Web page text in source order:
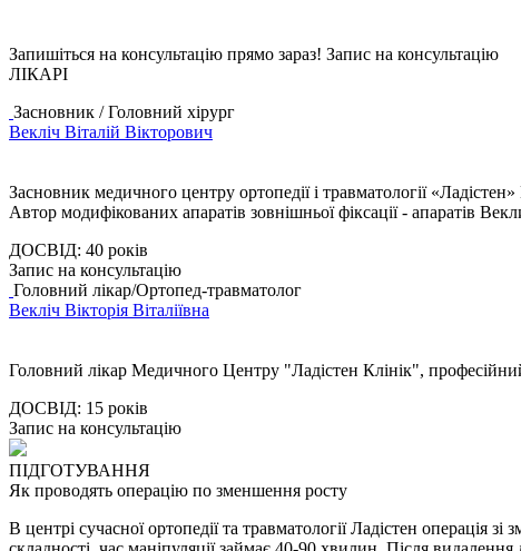
Запишіться на консультацію прямо зараз! Запис на консультацію
ЛІКАРІ
Засновник / Головний хірург
Векліч Віталій Вікторович
Засновник медичного центру ортопедії і травматології
Автор модифікованих апаратів зовнішньої фіксації - апаратів
ДОСВІД: 40 років
Запис на консультацію
Головний лікар/Ортопед-травматолог
Векліч Вікторія Віталіївна
Головний лікар Медичного Центру "Ладістен Клінік", професійний
ДОСВІД: 15 років
Запис на консультацію
ПІДГОТУВАННЯ
Як проводять операцію по зменшення росту
В центрі сучасної ортопедії та травматології Ладістен операція